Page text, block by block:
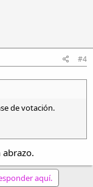
#4
de votación.
aquí.